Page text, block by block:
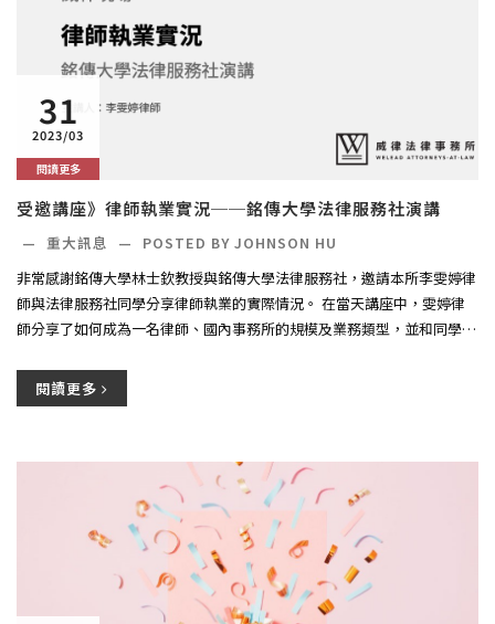
31
2023/03
閱讀更多
受邀講座》律師執業實況──銘傳大學法律服務社演講
— 重大訊息 —
POSTED BY JOHNSON HU
非常感謝銘傳大學林士欽教授與銘傳大學法律服務社，邀請本所李雯婷律
師與法律服務社同學分享律師執業的實際情況。 在當天講座中，雯婷律
師分享了如何成為一名律師、國內事務所的規模及業務類型，並和同學們
閱讀更多